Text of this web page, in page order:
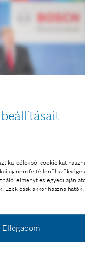
célokból cookie-kat
nem feltétlenül
élményt és egyedi
csak akkor
Elfogadom
bővítése, aminek első